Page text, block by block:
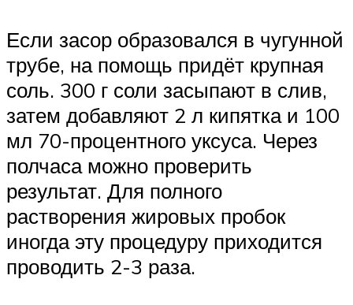
Если засор образовался в чугунной
трубе, на помощь придёт крупная
соль. 300 г соли засыпают в слив,
затем добавляют 2 л кипятка и 100
мл 70-процентного уксуса. Через
полчаса можно проверить
результат. Для полного
растворения жировых пробок
иногда эту процедуру приходится
проводить 2-3 раза.